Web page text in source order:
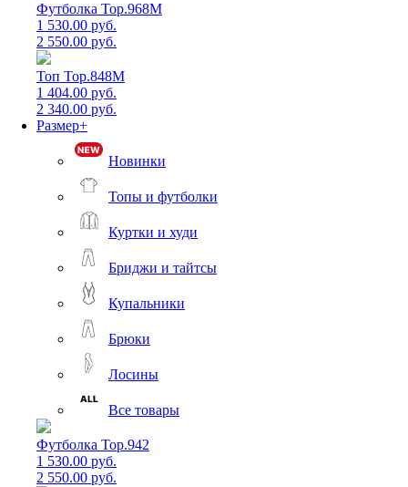
Футболка Top.968M
1 530.00 руб.
2 550.00 руб.
Топ Top.848M
1 404.00 руб.
2 340.00 руб.
Размер+
Новинки
Топы и футболки
Куртки и худи
Бриджи и тайтсы
Купальники
Брюки
Лосины
Все товары
Футболка Top.942
1 530.00 руб.
2 550.00 руб.